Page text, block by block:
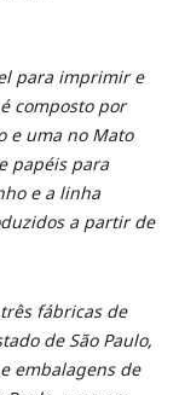
para imprimir e
composto por
e uma no Mato
papéis para
e a linha
a partir de
fábricas de
de São Paulo,
embalagens de